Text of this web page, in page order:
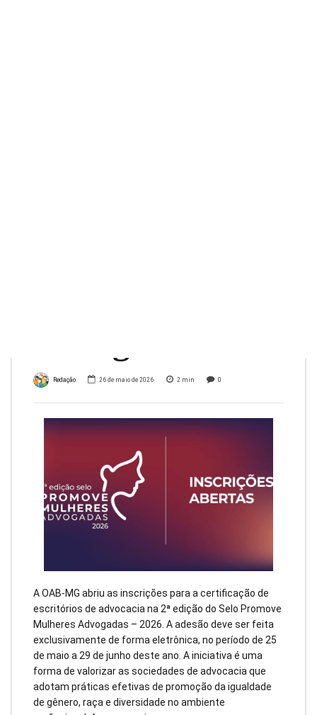
Redação 26 de maio de 2026 2 min 0
A OAB-MG abriu as inscrições para a certificação de
escritórios de advocacia na 2ª edição do Selo Promove
Mulheres Advogadas – 2026. A adesão deve ser feita
exclusivamente de forma eletrônica, no período de 25
de maio a 29 de junho deste ano. A iniciativa é uma
forma de valorizar as sociedades de advocacia que
adotam práticas efetivas de promoção da igualdade
de gênero, raça e diversidade no ambiente